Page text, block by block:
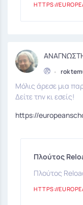
HTTPS://
• rok
Μόλις άρεσε μια
Δείτε την κι εσείς!
https://
Πλούτος
Πλούτος
HTTPS://